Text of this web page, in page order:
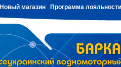
Новый магазин Программа лояльности